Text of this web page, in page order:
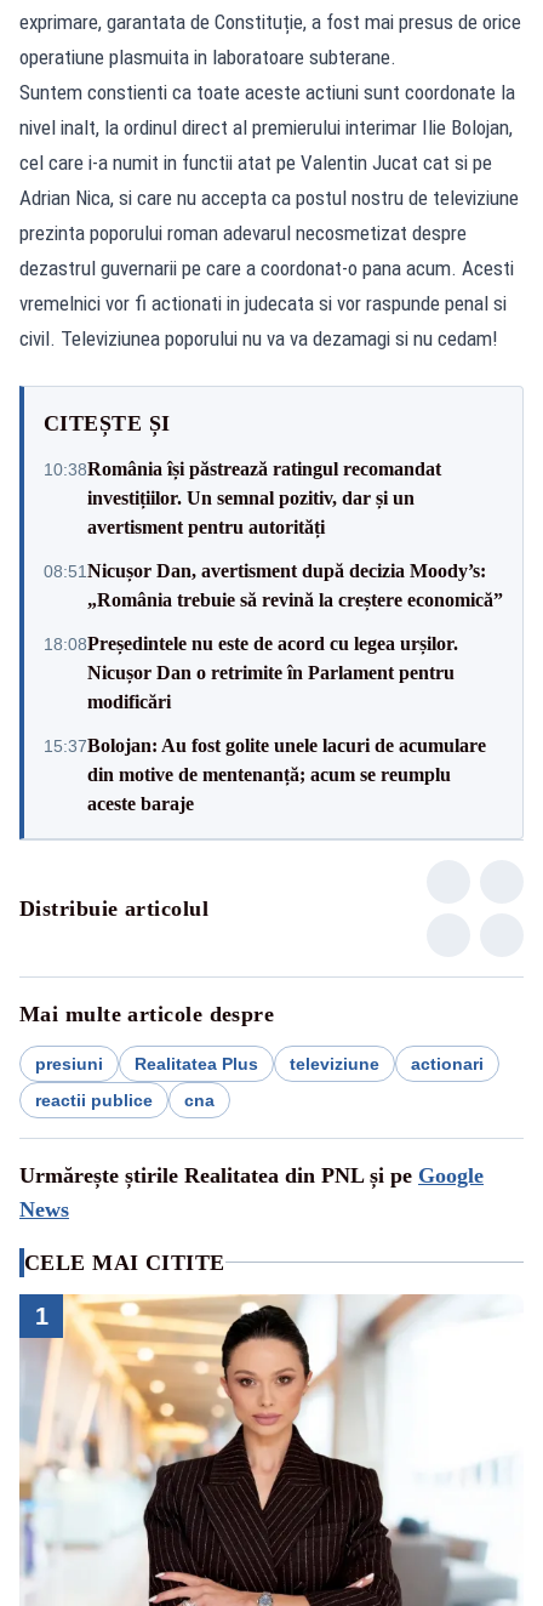
exprimare, garantata de Constituție, a fost mai presus de orice
operatiune plasmuita in laboratoare subterane.
Suntem constienti ca toate aceste actiuni sunt coordonate la
nivel inalt, la ordinul direct al premierului interimar Ilie Bolojan,
cel care i-a numit in functii atat pe Valentin Jucat cat si pe
Adrian Nica, si care nu accepta ca postul nostru de televiziune
prezinta poporului roman adevarul necosmetizat despre
dezastrul guvernarii pe care a coordonat-o pana acum. Acesti
vremelnici vor fi actionati in judecata si vor raspunde penal si
civil. Televiziunea poporului nu va va dezamagi si nu cedam!
CITEȘTE ȘI
10:38România își păstrează ratingul recomandat
investițiilor. Un semnal pozitiv, dar și un
avertisment pentru autorități
08:51Nicușor Dan, avertisment după decizia Moody’s:
„România trebuie să revină la creștere economică”
18:08Președintele nu este de acord cu legea urșilor.
Nicușor Dan o retrimite în Parlament pentru
modificări
15:37Bolojan: Au fost golite unele lacuri de acumulare
din motive de mentenanță; acum se reumplu
aceste baraje
Distribuie articolul
Mai multe articole despre
presiuni Realitatea Plus televiziune
actionari
reactii publice
cna
Urmărește știrile Realitatea din PNL și pe Google
News
CELE MAI CITITE
1